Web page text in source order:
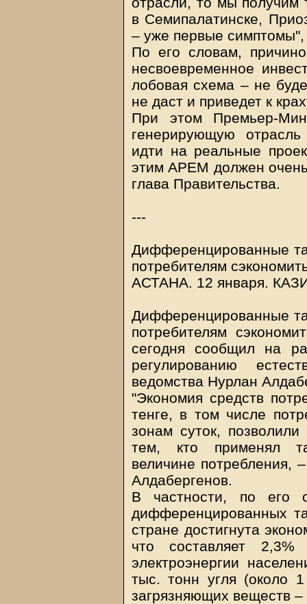
в Семипалатинске,
– уже первые симптомы",
По его словам,
несвоевременное
лобовая схема – не
не даст и приведет к
При этом Премьер-
генерирующую
идти на реальные
этим АРЕМ должен
глава Правительства.
---
Дифференцированные
потребителям
АСТАНА. 12 января.
Дифференцированные
потребителям
сегодня сообщил на
регулированию
ведомства Нурлан
"Экономия средств
тенге, в том числе
зонам суток,
тем, кто применял
величине потребления,
Алдабергенов.
В частности, по его
дифференцированных
стране достигнута
что составляет
электроэнергии
тыс. тонн угля (около
загрязняющих веществ